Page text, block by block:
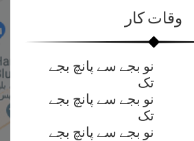
وقات کار
نو بجے سے پانچ بجے
تک
نو بجے سے پانچ بجے
تک
نو بجے سے پانچ بجے